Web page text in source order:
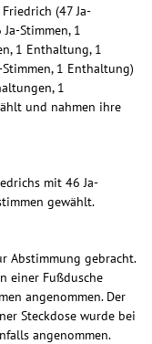
(47 Ja-
Stimmen, 1
1 Enthaltung, 1
Stimmen, 1 Enthaltung)
1
und nahmen ihre
mit 46 Ja-
gewählt.
Abstimmung gebracht.
einer Fußdusche
angenommen. Der
Steckdose wurde bei
angenommen.